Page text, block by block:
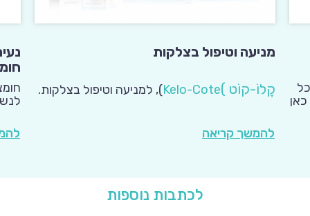
כל
מניעה וטיפול בצלקות
קֶלוֹ-קוֹט (
Kelo-Cote
), למניעה וטיפול בצלקות.
להמשך קריאה
לכתבות נוספות